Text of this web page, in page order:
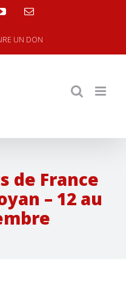
youtubeEmail
UN DON
de France
– 12 au